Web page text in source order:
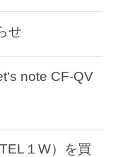
せ
note CF-QV
１W）を買